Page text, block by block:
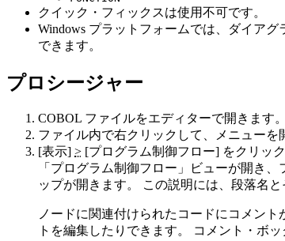
クイック・フィックスは使用不可です。
Windows プラットフォームでは、ダイアグ
できます。
プロシージャー
COBOL ファイルをエディターで開きます。
ファイル内で右クリックして、メニューを
[表示] > [プログラム制御フロー] をクリッ
「プログラム制御フロー」
ビューが開き、
ップが開きます。 この説明には、段落名
ノードに関連付けられたコードにコメン
トを編集したりできます。 コメント・ボ